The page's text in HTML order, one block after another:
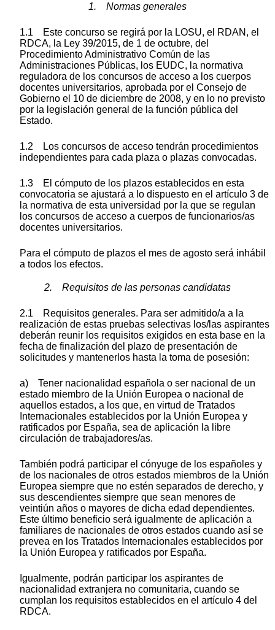
1. Normas generales
1.1 Este concurso se regirá por la LOSU, el RDAN, el
RDCA, la Ley 39/2015, de 1 de octubre, del
Procedimiento Administrativo Común de las
Administraciones Públicas, los EUDC, la normativa
reguladora de los concursos de acceso a los cuerpos
docentes universitarios, aprobada por el Consejo de
Gobierno el 10 de diciembre de 2008, y en lo no previsto
por la legislación general de la función pública del
Estado.
1.2 Los concursos de acceso tendrán procedimientos
independientes para cada plaza o plazas convocadas.
1.3 El cómputo de los plazos establecidos en esta
convocatoria se ajustará a lo dispuesto en el artículo 3 de
la normativa de esta universidad por la que se regulan
los concursos de acceso a cuerpos de funcionarios/as
docentes universitarios.
Para el cómputo de plazos el mes de agosto será inhábil
a todos los efectos.
2. Requisitos de las personas candidatas
2.1 Requisitos generales. Para ser admitido/a a la
realización de estas pruebas selectivas los/las aspirantes
deberán reunir los requisitos exigidos en esta base en la
fecha de finalización del plazo de presentación de
solicitudes y mantenerlos hasta la toma de posesión:
a) Tener nacionalidad española o ser nacional de un
estado miembro de la Unión Europea o nacional de
aquellos estados, a los que, en virtud de Tratados
Internacionales establecidos por la Unión Europea y
ratificados por España, sea de aplicación la libre
circulación de trabajadores/as.
También podrá participar el cónyuge de los españoles y
de los nacionales de otros estados miembros de la Unión
Europea siempre que no estén separados de derecho, y
sus descendientes siempre que sean menores de
veintiún años o mayores de dicha edad dependientes.
Este último beneficio será igualmente de aplicación a
familiares de nacionales de otros estados cuando así se
prevea en los Tratados Internacionales establecidos por
la Unión Europea y ratificados por España.
Igualmente, podrán participar los aspirantes de
nacionalidad extranjera no comunitaria, cuando se
cumplan los requisitos establecidos en el artículo 4 del
RDCA.